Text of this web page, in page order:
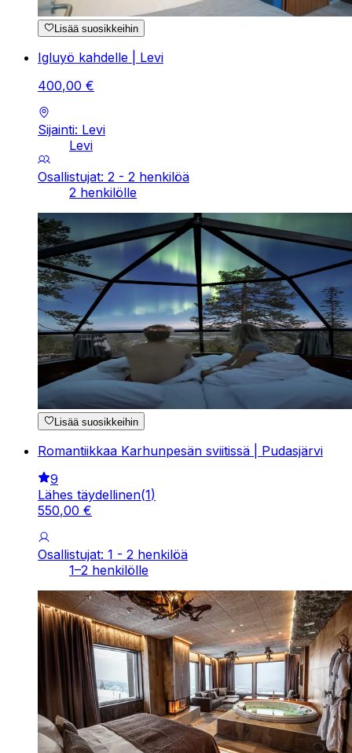
Lisää suosikkeihin
Igluyö kahdelle | Levi
400,00 €
Sijainti: Levi
Levi
Osallistujat: 2 - 2 henkilöä
2 henkilölle
Lisää suosikkeihin
Romantiikkaa Karhunpesän sviitissä | Pudasjärvi
9
Lähes täydellinen(1)
550,00 €
Osallistujat: 1 - 2 henkilöä
1–2 henkilölle